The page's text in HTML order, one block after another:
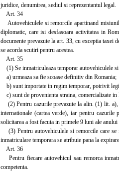
juridice, denumirea, sediul si reprezentantul legal.
Art. 34
Autovehiculele si remorcile apartinand
diplomatic, care isi desfasoara activitatea in
documente prevazute la art. 33, cu exceptia taxei
se acorda scutiri pentru acestea.
Art. 35
(1) Se inmatriculeaza temporar autovehiculele
a) urmeaza sa fie scoase definitiv din Romania;
b) sunt importate in regim temporar, potrivit
c) sunt de provenienta straina, comercializate in
(2) Pentru cazurile prevazute la alin. (1) lit. a),
internationale (cartea verde), iar pentru
solicitarea a fost facuta in primele 9 luni ale
(3) Pentru autovehiculele si remorcile care se
inmatriculare temporara se atribuie pana la
Art. 36
Pentru fiecare autovehicul sau remorca
competenta.